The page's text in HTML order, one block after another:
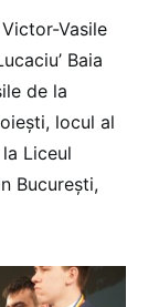
Vasile
Baia
de la
locul al
Liceul
Bucureşti,